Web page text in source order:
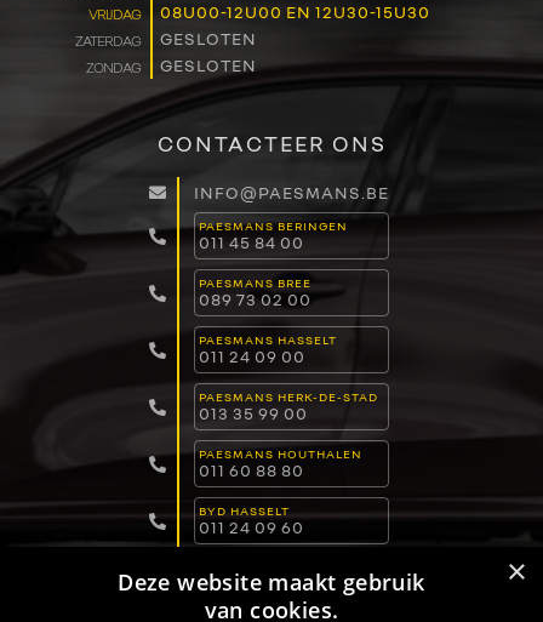
VRIJDAG 08U00-12U00 EN 12U30-15U30
ZATERDAG GESLOTEN
ZONDAG GESLOTEN
CONTACTEER ONS
INFO@PAESMANS.BE
PAESMANS BERINGEN
011 45 84 00
PAESMANS BREE
089 73 02 00
PAESMANS HASSELT
011 24 09 00
PAESMANS HERK-DE-STAD
013 35 99 00
PAESMANS HOUTHALEN
011 60 88 80
BYD HASSELT
011 24 09 60
089 82 30 30 ×
Deze website maakt gebruik
van cookies.